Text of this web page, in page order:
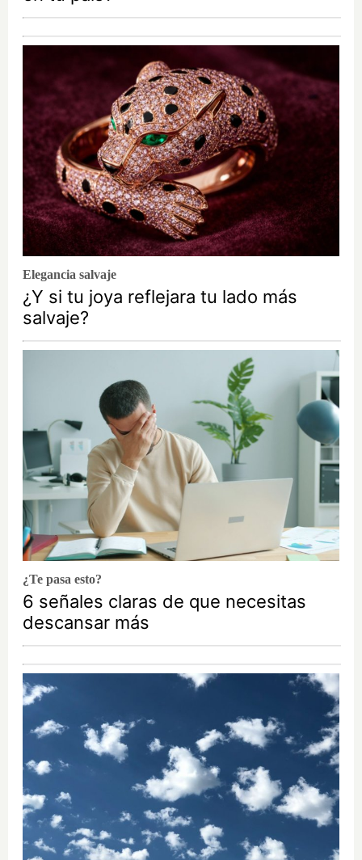
Elegancia salvaje
¿Y si tu joya reflejara tu lado más
salvaje?
¿Te pasa esto?
6 señales claras de que necesitas
descansar más